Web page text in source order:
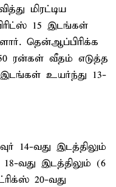
மிரட்டிய
15 இடங்கள்
தென்ஆப்பிரிக்க
ரன்கள் வீதம் எடுத்த
இடங்கள் உயர்ந்து 13-
14-வது இடத்திலும்
வது இடத்திலும் (6
20-வது